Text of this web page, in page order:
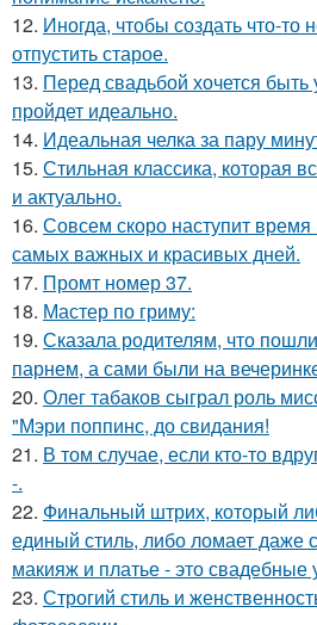
12. Иногда, чтобы создать что-то
отпустить старое.
13. Перед свадьбой хочется быть
пройдет идеально.
14. Идеальная челка за пару
15. Стильная классика, которая
и актуально.
16. Совсем скоро наступит
самых важных и красивых дней.
17. Промт номер 37.
18. Мастер по гриму:
19. Сказала родителям, что
парнем, а сами были на
20. Олег табаков сыграл роль
"Мэри поппинс, до свидания!
21. В том случае, если кто-то
-.
22. Финальный штрих, который
единый стиль, либо ломает даже
макияж и платье - это свадебные
23. Строгий стиль и